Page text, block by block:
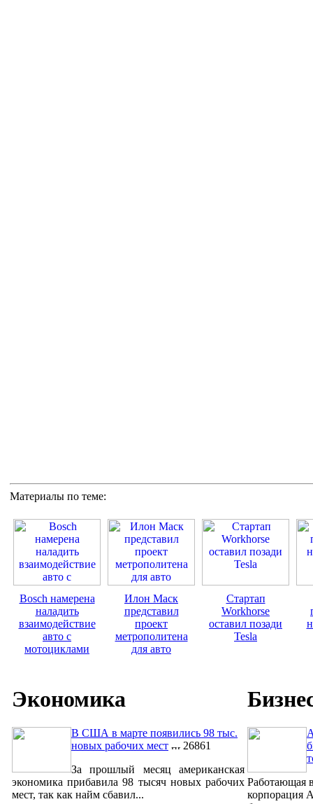
Материалы по теме:
Bosch намерена
наладить
взаимодействие
авто с
мотоциклами
Илон Маск
представил
проект
метрополитена
для авто
Стартап
Workhorse
оставил позади
Tesla
Экономика
В США в марте появились 98 тыс.
новых рабочих мест
26861
За прошлый месяц американская
экономика прибавила 98 тысяч новых рабочих
мест, так как найм сбавил...
Работающая
корпорация